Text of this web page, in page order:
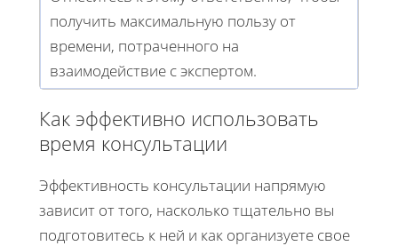
получить максимальную пользу от
времени, потраченного на
взаимодействие с экспертом.
Как эффективно использовать
время консультации
Эффективность консультации напрямую
зависит от того, насколько тщательно вы
подготовитесь к ней и как организуете свое